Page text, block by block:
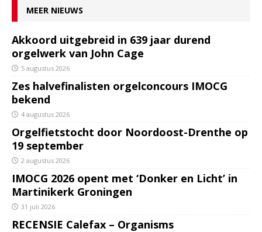
MEER NIEUWS
Akkoord uitgebreid in 639 jaar durend
orgelwerk van John Cage
5 augustus 2026
Zes halvefinalisten orgelconcours IMOCG
bekend
4 augustus 2026
Orgelfietstocht door Noordoost-Drenthe op
19 september
2 augustus 2026
IMOCG 2026 opent met ‘Donker en Licht’ in
Martinikerk Groningen
31 juli 2026
RECENSIE Calefax – Organisms